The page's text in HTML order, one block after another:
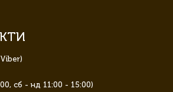
сб - нд 11:00 - 15:00)